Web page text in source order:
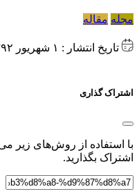
مجله مقاله
تاریخ انتشار : ۱ شهریور ۱۳۹۲
اشتراک گذاری
با استفاده از روش‌های زیر
اشتراک بگذارید.